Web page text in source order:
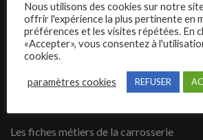
Questions fréquentes
Blog
Contact
Les fiches métiers de la carrosserie
Nous utilisons des cookies sur notre
offrir l'expérience la plus pertinente en
préférences et les visites répétées. En
«Accepter», vous consentez à
cookies.
paramètres cookies REFUSER